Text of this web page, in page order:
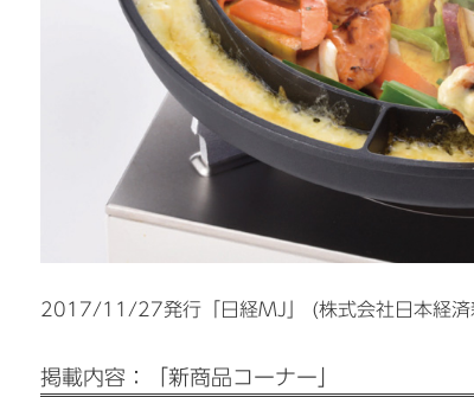
2017/11/27発行「日経MJ」 (株式会社日本経済
掲載内容：「新商品コーナー」